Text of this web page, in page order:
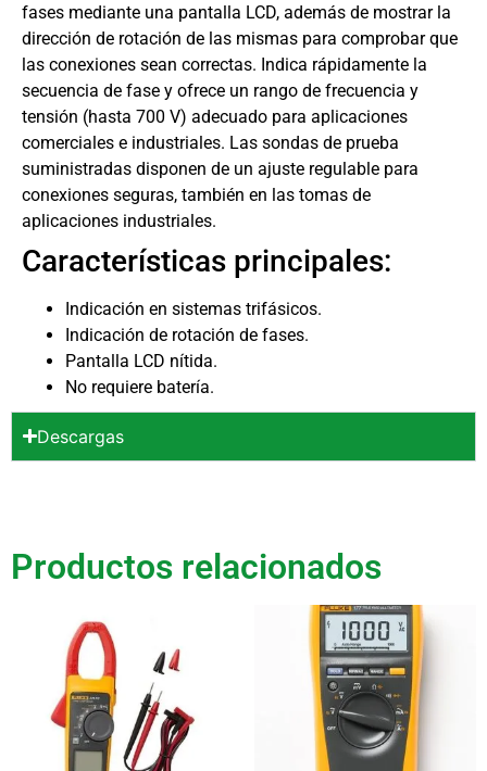
fases mediante una pantalla LCD, además de mostrar la
dirección de rotación de las mismas para comprobar que
las conexiones sean correctas. Indica rápidamente la
secuencia de fase y ofrece un rango de frecuencia y
tensión (hasta 700 V) adecuado para aplicaciones
comerciales e industriales. Las sondas de prueba
suministradas disponen de un ajuste regulable para
conexiones seguras, también en las tomas de
aplicaciones industriales.
Características principales:
Indicación en sistemas trifásicos.
Indicación de rotación de fases.
Pantalla LCD nítida.
No requiere batería.
Descargas
Productos relacionados